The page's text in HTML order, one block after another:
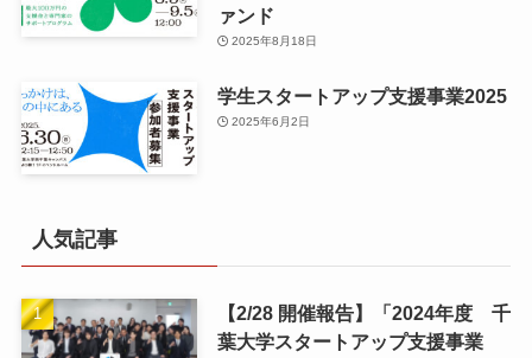
ァンド
2025年8月18日
学生スタートアップ支援事業2025
2025年6月2日
人気記事
【2/28 開催報告】「2024年度 千
葉大学スタートアップ支援事業